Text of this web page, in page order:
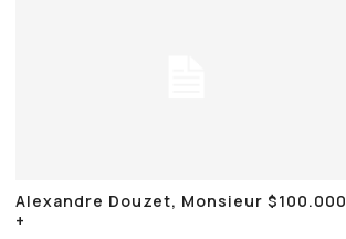
Alexandre Douzet, Monsieur $100.000
+